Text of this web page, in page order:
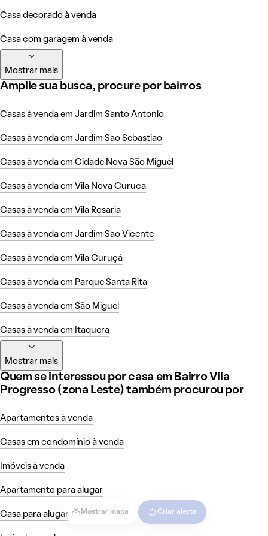
Mostrar mapa Criar alerta
Casa decorado à venda
Casa com garagem à venda
Mostrar mais
Amplie sua busca, procure por bairros
Casas à venda em Jardim Santo Antonio
Casas à venda em Jardim Sao Sebastiao
Casas à venda em Cidade Nova São Miguel
Casas à venda em Vila Nova Curuca
Casas à venda em Vila Rosaria
Casas à venda em Jardim Sao Vicente
Casas à venda em Vila Curuçá
Casas à venda em Parque Santa Rita
Casas à venda em São Miguel
Casas à venda em Itaquera
Mostrar mais
Quem se interessou por casa em Bairro Vila
Progresso (zona Leste) também procurou por
Apartamentos à venda
Casas em condomínio à venda
Imóveis à venda
Apartamento para alugar
Casa para alugar